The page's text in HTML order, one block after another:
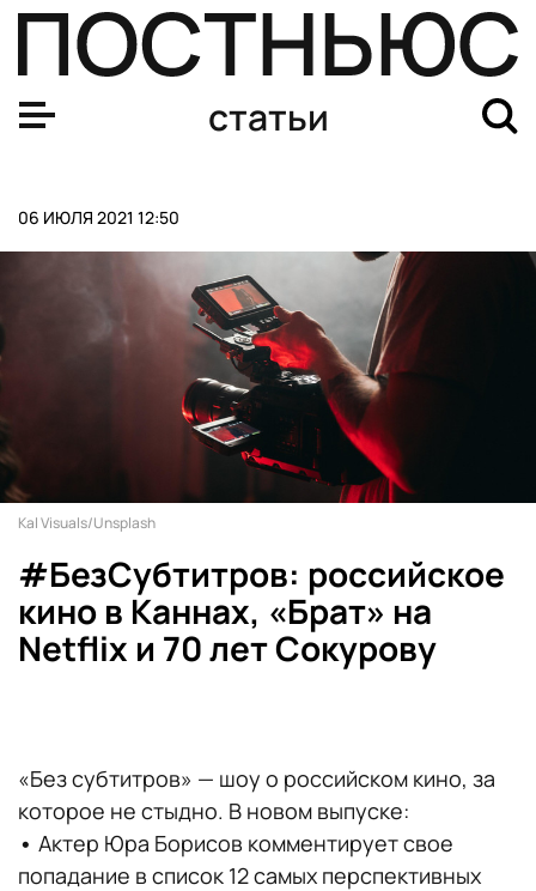
статьи
06 ИЮЛЯ 2021 12:50
Kal Visuals/Unsplash
#БезСубтитров: российское
кино в Каннах, «Брат» на
Netflix и 70 лет Сокурову
«Без субтитров» — шоу о российском кино, за
которое не стыдно. В новом выпуске:
• Актер Юра Борисов комментирует свое
попадание в список 12 самых перспективных
Четыре вместо пяти: почему будущее за сокращенной